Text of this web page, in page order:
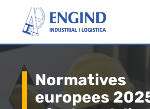
Normatives
europees